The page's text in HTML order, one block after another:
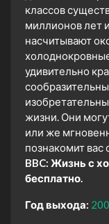
классов
миллионов лет
насчитывают
удивительно
жизни. Они
или же
познакомит
BBC: Жизнь с
бесплатно.
Год выхода: